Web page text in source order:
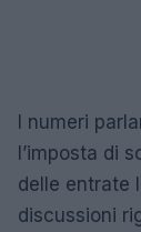
I numeri
l’imposta di
delle entrate
discussioni